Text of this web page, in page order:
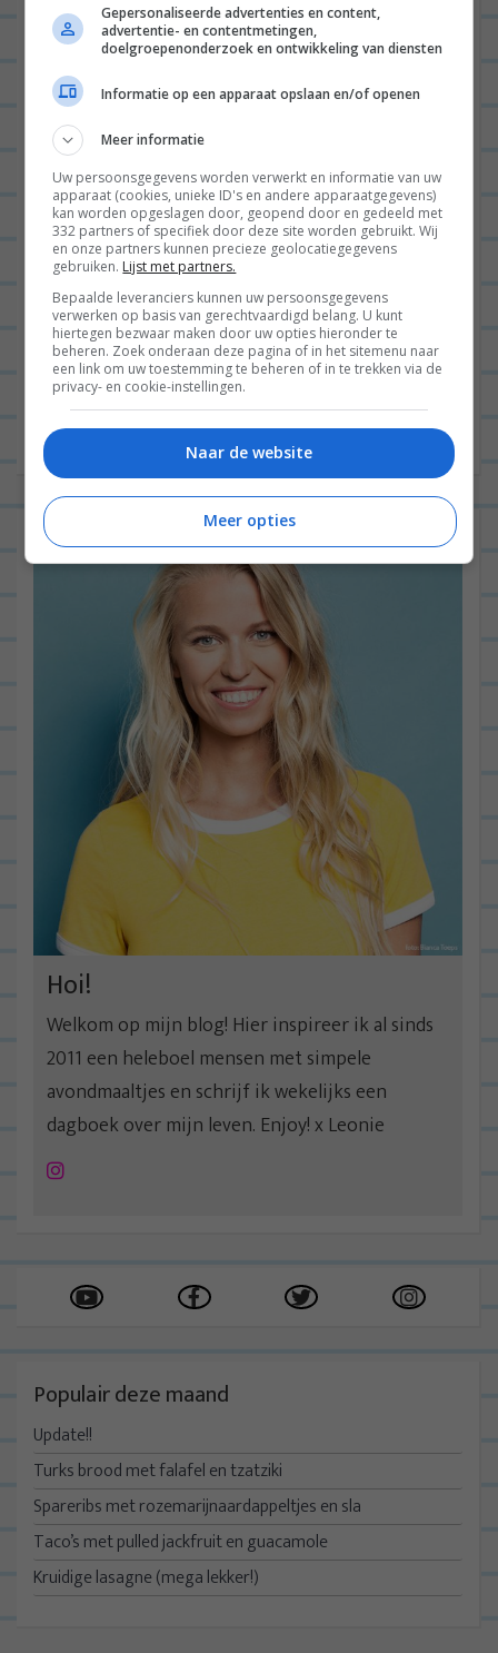
INTERIEUR
Hallo fijne mensen en welkom bij deze heerlijke
blogpost vol hippe kerstballen waarvan je denkt
‘Oooooh mijn gód die wil ik hebben’. Ik heb
vandaag een...Lees verder
Hoi!
Welkom op mijn blog! Hier inspireer ik al sinds
2011 een heleboel mensen met simpele
avondmaaltjes en schrijf ik wekelijks een
dagboek over mijn leven. Enjoy! x Leonie
Instagram
Populair deze maand
Update!!
Turks brood met falafel en tzatziki
Spareribs met rozemarijnaardappeltjes en sla
Taco’s met pulled jackfruit en guacamole
Kruidige lasagne (mega lekker!)
Gepersonaliseerde advertenties en content,
advertentie- en contentmetingen,
doelgroepenonderzoek en ontwikkeling van diensten
Informatie op een apparaat opslaan en/of openen
Meer informatie
Uw persoonsgegevens worden verwerkt en informatie van uw
apparaat (cookies, unieke ID's en andere apparaatgegevens)
kan worden opgeslagen door, geopend door en gedeeld met
332 partners of specifiek door deze site worden gebruikt. Wij
en onze partners kunnen precieze geolocatiegegevens
gebruiken. Lijst met partners.
Bepaalde leveranciers kunnen uw persoonsgegevens
verwerken op basis van gerechtvaardigd belang. U kunt
hiertegen bezwaar maken door uw opties hieronder te
beheren. Zoek onderaan deze pagina of in het sitemenu naar
een link om uw toestemming te beheren of in te trekken via de
privacy- en cookie-instellingen.
Naar de website
Meer opties